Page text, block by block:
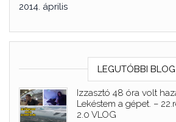
2014. április
LEGUTÓBBI BLOG
Izzasztó 48 óra volt
Lekéstem a gépet. –
2.0 VLOG